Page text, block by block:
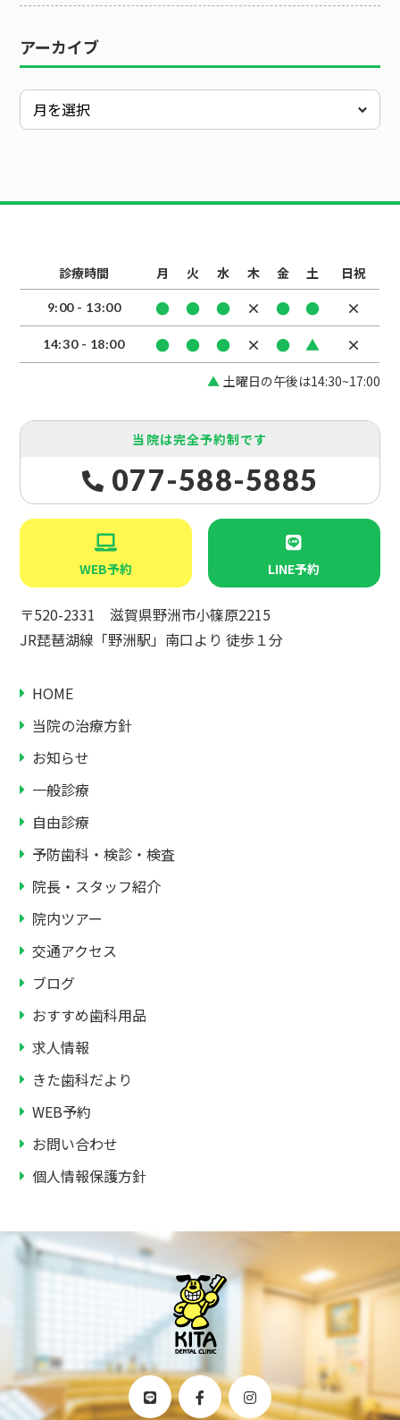
アーカイブ
診療時間 月 火 水 木 金 土 日祝
9:00 - 13:00 ● ● ● × ● ● ×
14:30 - 18:00 ● ● ● × ● ▲ ×
土曜日の午後は14:30~17:00
当院は完全予約制です
077-588-5885
WEB予約 LINE予約
〒520-2331 滋賀県野洲市小篠原2215
JR琵琶湖線「野洲駅」南口より 徒歩１分
HOME
当院の治療方針
お知らせ
一般診療
自由診療
予防歯科・検診・検査
院長・スタッフ紹介
院内ツアー
交通アクセス
ブログ
おすすめ歯科用品
求人情報
きた歯科だより
WEB予約
お問い合わせ
個人情報保護方針